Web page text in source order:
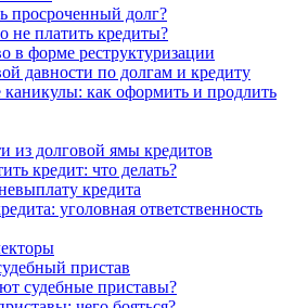
просроченный долг?
не платить кредиты?
в форме реструктуризации
давности по долгам и кредиту
как оформить и продлить
из долговой ямы кредитов
кредит: что делать?
кредита
уголовная ответственность
пристав
судебные приставы?